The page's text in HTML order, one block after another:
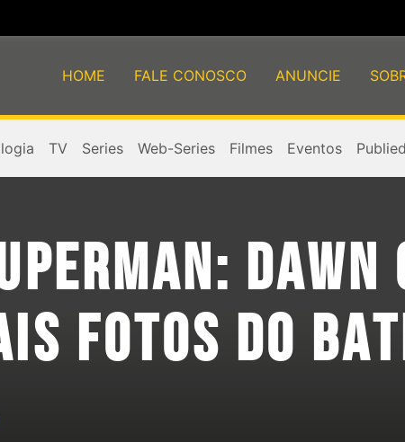
HOME FALE CONOSCO ANUNCIE
TV Series Web-Series Filmes Eventos
DAWN
FOTOS DO